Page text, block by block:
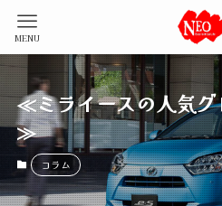
MENU
≪ミライースの人気グ
≫
コラム